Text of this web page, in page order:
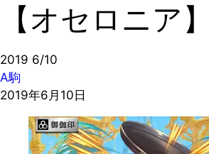
【オセロニア
2019 6/10
A駒
2019年6月10日